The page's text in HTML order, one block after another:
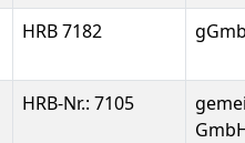
HRB 7182
HRB-Nr.: 7105